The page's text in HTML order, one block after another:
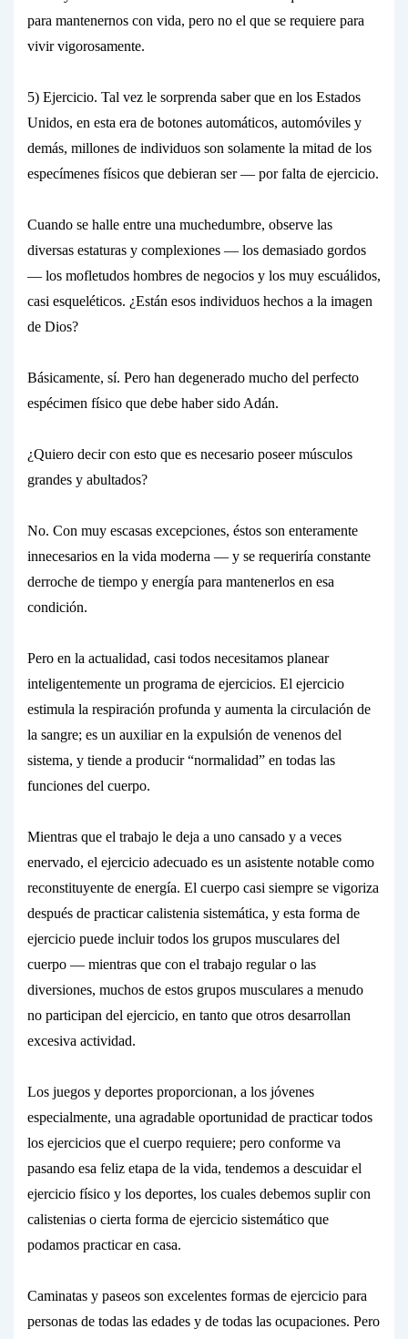
para mantenernos con vida, pero no el que se requiere para
vivirvigorosamente.
5) Ejercicio. Tal vez le sorprenda saber que en los Estados
Unidos, en esta era de botones automáticos, automóviles y
demás, millones de individuos son solamente la mitad de los
especímenes físicos que debieran ser — por falta de ejercicio.
Cuando se halle entre una muchedumbre, observe las
diversas estaturas y complexiones — los demasiado gordos
— los mofletudos hombres de negocios y los muy escuálidos,
casi esqueléticos. ¿Están esos individuos hechos a la imagen
de Dios?
Básicamente, sí. Pero han degenerado mucho del perfecto
espécimen físico que debe haber sido Adán.
¿Quiero decir con esto que es necesario poseer músculos
grandes y abultados?
No. Con muy escasas excepciones, éstos son enteramente
innecesarios en la vida moderna — y se requeriría constante
derroche de tiempo y energía para mantenerlos en esa
condición.
Pero en la actualidad, casi todos necesitamos planear
inteligentemente un programa de ejercicios. El ejercicio
estimula la respiración profunda y aumenta la circulación de
la sangre; es un auxiliar en la expulsión de venenos del
sistema, y tiende a producir “normalidad” en todas las
funciones del cuerpo.
Mientras que el trabajo le deja a uno cansado y a veces
enervado, el ejercicio adecuado es un asistente notable como
reconstituyente de energía. El cuerpo casi siempre se vigoriza
después de practicar calistenia sistemática, y esta forma de
ejercicio puede incluir todos los grupos musculares del
cuerpo — mientras que con el trabajo regular o las
diversiones, muchos de estos grupos musculares a menudo
no participan del ejercicio, en tanto que otros desarrollan
excesiva actividad.
Los juegos y deportes proporcionan, a los jóvenes
especialmente, una agradable oportunidad de practicar todos
los ejercicios que el cuerpo requiere; pero conforme va
pasando esa feliz etapa de la vida, tendemos a descuidarel
ejercicio físico y los deportes, los cuales debemos suplir con
calistenias o cierta forma de ejercicio sistemático que
podamos practicar en casa.
Caminatas y paseos son excelentes formas de ejercicio para
personas de todas las edades y de todas las ocupaciones. Pero